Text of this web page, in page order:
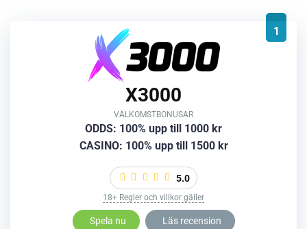
1
X3000
VÄLKOMSTBONUSAR
ODDS: 100% upp till 1000 kr
CASINO: 100% upp till 1500 kr
5.0
18+ Regler och villkor gäller
Spela nu Läs recension